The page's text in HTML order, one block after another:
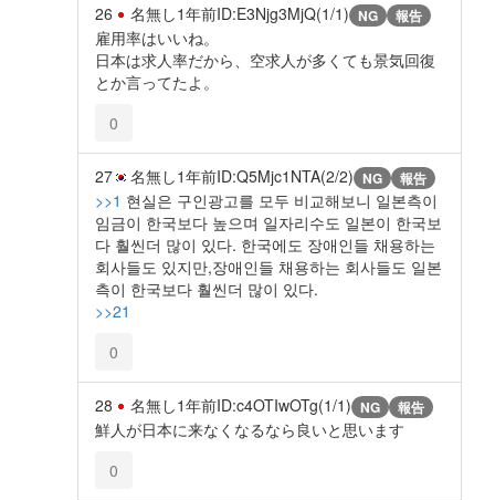
26 名無し1年前ID:E3Njg3MjQ(1/1) NG 報告
雇用率はいいね。
日本は求人率だから、空求人が多くても景気回復
とか言ってたよ。
0
27 名無し1年前ID:Q5Mjc1NTA(2/2) NG 報告
>>1 현실은 구인광고를 모두 비교해보니 일본측이
임금이 한국보다 높으며 일자리수도 일본이 한국보
다 훨씬더 많이 있다. 한국에도 장애인들 채용하는
회사들도 있지만,장애인들 채용하는 회사들도 일본
측이 한국보다 훨씬더 많이 있다.
>>21
0
28 名無し1年前ID:c4OTIwOTg(1/1) NG 報告
鮮人が日本に来なくなるなら良いと思います
0